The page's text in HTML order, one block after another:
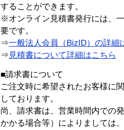
することができます。
※オンライン見積書発行には、
要です。
⇒一般法人会員（BizID）の詳細
⇒ 見積書について詳細はこちら
■請求書について
ご注文時に希望されたお客様に
しております。
尚、請求書は、営業時間内での
かかる場合等）によりましては